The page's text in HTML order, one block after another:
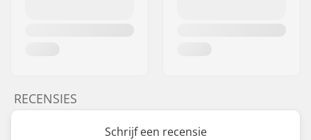
RECENSIES
Schrijf een recensie